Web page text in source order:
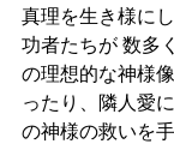
真理を生き様に
功者たちが 数多
の理想的な神様
ったり、隣人愛
の神様の救いを